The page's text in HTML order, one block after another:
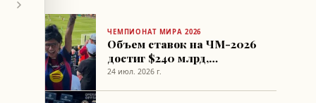
ЧЕМПИОНАТ МИРА 2026
Объем ставок на ЧМ-2026
достиг $240 млрд,
выявлено 7
24 июл. 2026 г.